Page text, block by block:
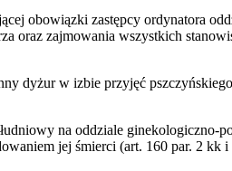
obowiązki zastępcy ordynatora
oraz zajmowania wszystkich
dyżur w izbie przyjęć
na oddziale ginekologiczno-
jej śmierci (art. 160 par. 2 kk